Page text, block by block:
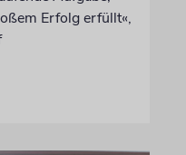
Erfolg erfüllt«,